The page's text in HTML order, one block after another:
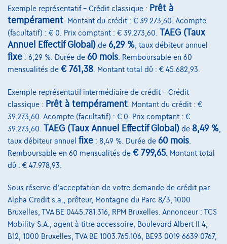
Ford RangerWILDTRAK
0 km
Diesel Automatique 177 kW ( 241 CV )
€57.990
Dès €1.180,73/mois
Découvrez l’exemple chiffré complet
4671 Barchon,
Exemple représentatif – Crédit classique : Prêt à
tempérament . Montant du crédit : € 39.273,60. Acompte
(facultatif) : € 0. Prix comptant : € 39.273,60. TAEG (Taux
Annuel Effectif Global) de 6,29 % , taux débiteur annuel
fixe : 6,29 %. Durée de 60 mois . Remboursable en 60
mensualités de € 761,38 . Montant total dû : € 45.682,93.
Exemple représentatif intermédiaire de crédit – Crédit
classique : Prêt à tempérament . Montant du crédit : €
39.273,60. Acompte (facultatif) : € 0. Prix comptant : €
39.273,60. TAEG (Taux Annuel Effectif Global) de 8,49 %
taux débiteur annuel fixe : 8,49 %. Durée de 60 mois
Remboursable en 60 mensualités de € 799,65. Montant total
dû : € 47.978,93.
Sous réserve d'acceptation de votre demande de crédit par
Alpha Credit s.a., prêteur, Montagne du Parc 8/3, 1000
Bruxelles, TVA BE 0445.781.316, RPM Bruxelles. Annonceur : TCS
Mobility S.A., agent à titre accessoire, Boulevard Albert II 4,
B12, 1000 Bruxelles, TVA BE 1003.765.106, BE93 0019 6639 0767,